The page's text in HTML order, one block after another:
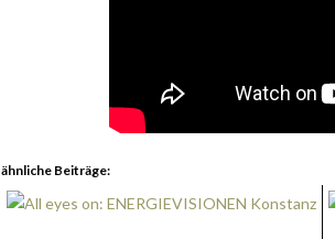
ähnliche Beiträge: